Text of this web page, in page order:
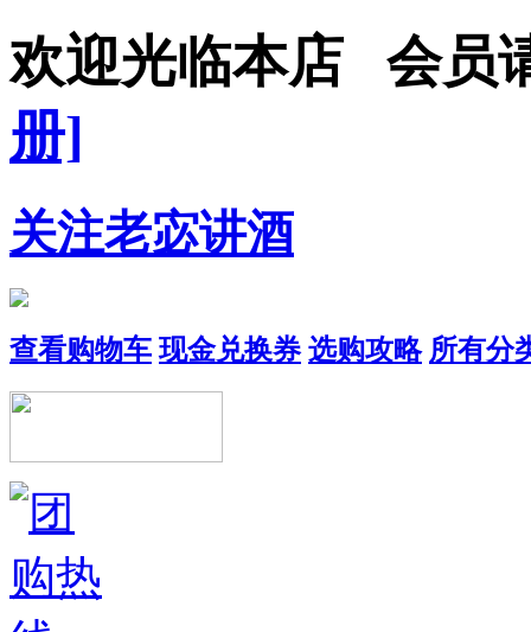
欢迎光临本店 会员
册]
关注老宓讲酒
查看购物车 现金兑换券 选购攻略 所有分